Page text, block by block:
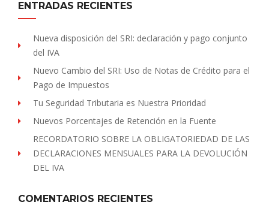
ENTRADAS RECIENTES
Nueva disposición del SRI: declaración y pago conjunto
del IVA
Nuevo Cambio del SRI: Uso de Notas de Crédito para el
Pago de Impuestos
Tu Seguridad Tributaria es Nuestra Prioridad
Nuevos Porcentajes de Retención en la Fuente
RECORDATORIO SOBRE LA OBLIGATORIEDAD DE LAS
DECLARACIONES MENSUALES PARA LA DEVOLUCIÓN
DEL IVA
COMENTARIOS RECIENTES